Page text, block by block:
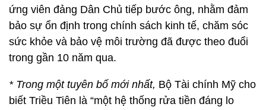
ứng viên đảng Dân Chủ tiếp bước ông, nhằm đảm
bảo sự ổn định trong chính sách kinh tế, chăm sóc
sức khỏe và bảo vệ môi trường đã được theo đuổi
trong gần 10 năm qua.
* Trong một tuyên bố mới nhất, Bộ Tài chính Mỹ cho
biết Triều Tiên là “một hệ thống rửa tiền đáng lo